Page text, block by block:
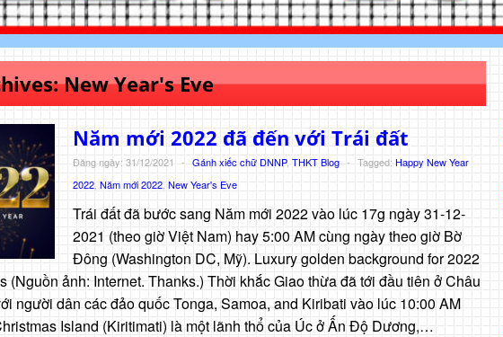
New Year's Eve
Năm mới 2022 đã đến với Trái đất
Đăng ngày: 31/12/2021 - Gánh xiếc chữ DNNP, THKT Blog - Tagged: Happy New Year
2022 Năm mới 2022 New Year's Eve
Trái đất đã bước sang Năm mới 2022 vào lúc 17g ngày 31-12-
2021 (theo giờ Việt Nam) hay 5:00 AM cùng ngày theo giờ Bờ
Đông (Washington DC, Mỹ). Luxury golden background for 2022
(Nguồn ảnh: Internet. Thanks.) Thời khắc Giao thừa đã tới đầu tiên ở Châu
người dân các đảo quốc Tonga, Samoa, and Kiribati vào lúc 10:00 AM
Island (Kiritimati) là một lãnh thổ của Úc ở Ấn Độ Dương,…